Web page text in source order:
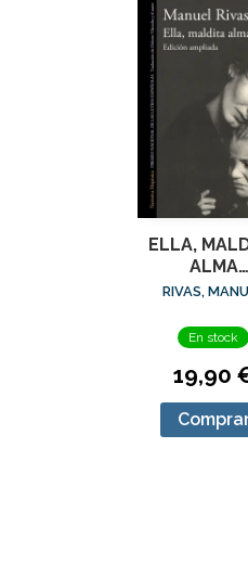
ELLA,
ALMA
RIVAS,
En stock
19,90